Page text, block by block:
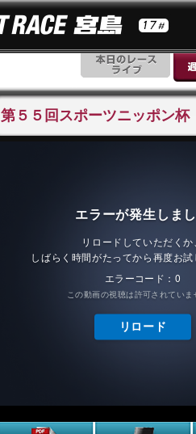
第５５回スポーツニッポン杯